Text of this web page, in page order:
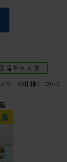
輪キャスター
ターの仕様について